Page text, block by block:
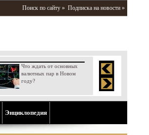
Поиск по сайту » Подписка на новости »
Что ждать от основных
валютных пар в Новом
году?
Энциклопедия